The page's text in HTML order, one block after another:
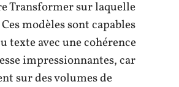
Transformer sur laquelle
modèles sont capables
texte avec une cohérence
impressionnantes, car
sur des volumes de